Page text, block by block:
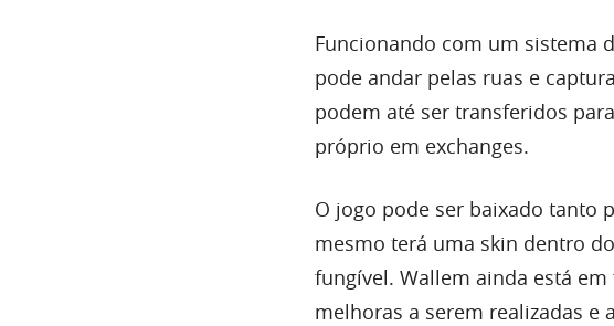
Funcionando com um sistema
pode andar pelas ruas e
podem até ser transferidos
próprio em exchanges.
O jogo pode ser baixado tanto
mesmo terá uma skin dentro
fungível. Wallem ainda está
melhoras a serem realizadas e